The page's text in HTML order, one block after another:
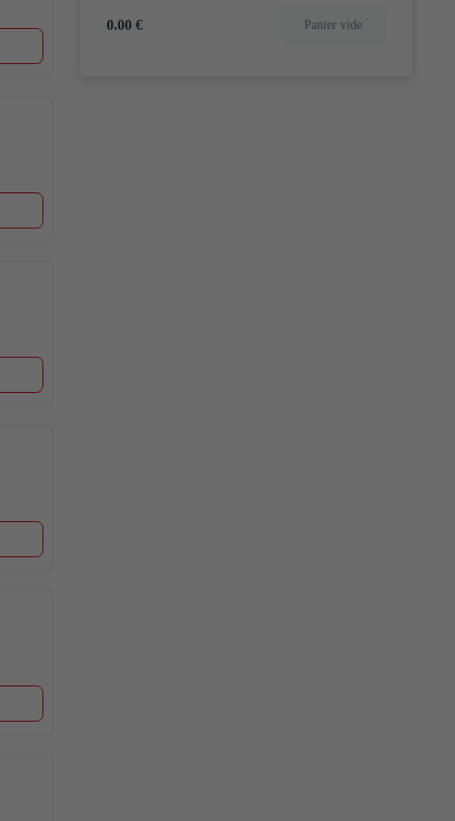
0.00 € Panier vide